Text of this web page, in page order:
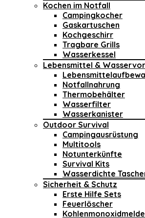
Kochen im Notfall
Campingkocher
Gaskartuschen
Kochgeschirr
Tragbare Grills
Wasserkessel
Lebensmittel &
Notfallnahrung
Thermobehälter
Wasserfilter
Wasserkanister
Outdoor Survival
Campingausrüstung
Multitools
Notunterkünfte
Survival Kits
Wasserdichte
Sicherheit & Schutz
Erste Hilfe Sets
Feuerlöscher